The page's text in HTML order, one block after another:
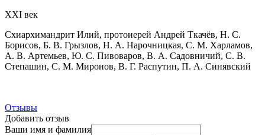
XXI век
Схиархимандрит Илий, протоиерей Андрей Ткачёв, Н. С.
Борисов, Б. В. Грызлов, Н. А. Нарочницкая, С. М. Харламов,
А. В. Артемьев, Ю. С. Пивоваров, В. А. Садовничий, С. В.
Степашин, С. М. Миронов, В. Г. Распутин, П. А. Синявский
Отзывы
Добавить отзыв
Ваши имя и фамилия